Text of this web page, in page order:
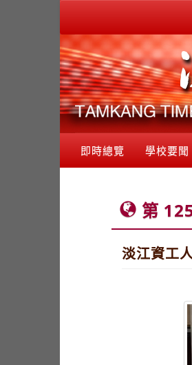
即時總覽 學校要聞
第
淡江資工